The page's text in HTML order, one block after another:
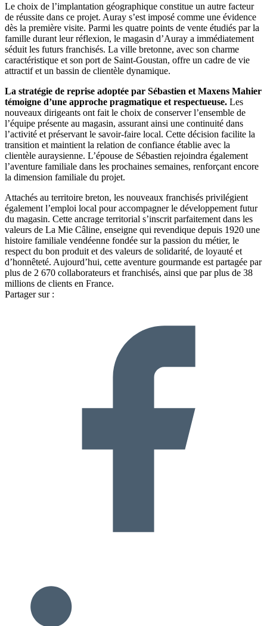
Le choix de l’implantation géographique constitue un autre facteur
de réussite dans ce projet. Auray s’est imposé comme une évidence
dès la première visite. Parmi les quatre points de vente étudiés par la
famille durant leur réflexion, le magasin d’Auray a immédiatement
séduit les futurs franchisés. La ville bretonne, avec son charme
caractéristique et son port de Saint-Goustan, offre un cadre de vie
attractif et un bassin de clientèle dynamique.
La stratégie de reprise adoptée par Sébastien et Maxens Mahier
témoigne d’une approche pragmatique et respectueuse. Les
nouveaux dirigeants ont fait le choix de conserver l’ensemble de
l’équipe présente au magasin, assurant ainsi une continuité dans
l’activité et préservant le savoir-faire local. Cette décision facilite la
transition et maintient la relation de confiance établie avec la
clientèle auraysienne. L’épouse de Sébastien rejoindra également
l’aventure familiale dans les prochaines semaines, renforçant encore
la dimension familiale du projet.
Attachés au territoire breton, les nouveaux franchisés privilégient
également l’emploi local pour accompagner le développement futur
du magasin. Cette ancrage territorial s’inscrit parfaitement dans les
valeurs de La Mie Câline, enseigne qui revendique depuis 1920 une
histoire familiale vendéenne fondée sur la passion du métier, le
respect du bon produit et des valeurs de solidarité, de loyauté et
d’honnêteté. Aujourd’hui, cette aventure gourmande est partagée par
plus de 2 670 collaborateurs et franchisés, ainsi que par plus de 38
millions de clients en France.
Partager sur :